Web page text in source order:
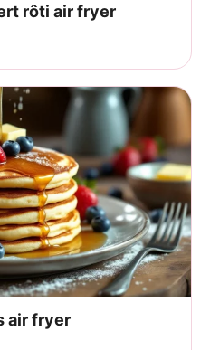
rôti air fryer
air fryer